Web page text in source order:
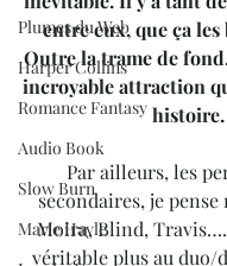
Plumes du Web
Harper Collins
Romance Fantasy
Audio Book
Slow Burn
Marie Hayle
entre eux, que ça
Outre la trame de
incroyable attraction
histoire.
Par ailleurs, les
secondaires, je
Moira, Blind,
véritable plus au duo/